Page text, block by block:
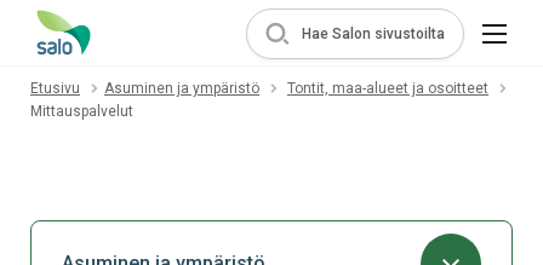
Hae Salon sivustoilta
Etusivu Asuminen ja ympäristö
Tontit, maa-alueet ja osoitteet
Mittauspalvelut